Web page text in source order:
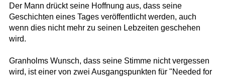
Der Mann drückt seine Hoffnung aus, dass seine
Geschichten eines Tages veröffentlicht werden, auch
wenn dies nicht mehr zu seinen Lebzeiten geschehen
wird.
Granholms Wunsch, dass seine Stimme nicht vergessen
wird, ist einer von zwei Ausgangspunkten für "Needed for